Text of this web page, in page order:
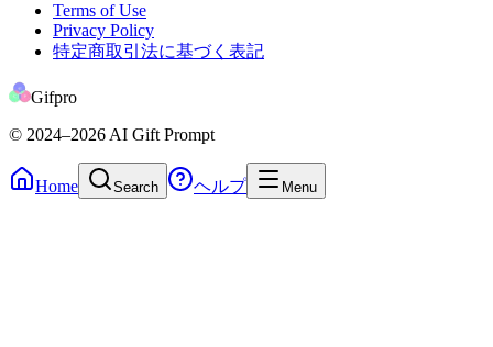
Terms of Use
Privacy Policy
特定商取引法に基づく表記
Gifpro
© 2024–2026 AI Gift Prompt
Home Search ヘルプ Menu